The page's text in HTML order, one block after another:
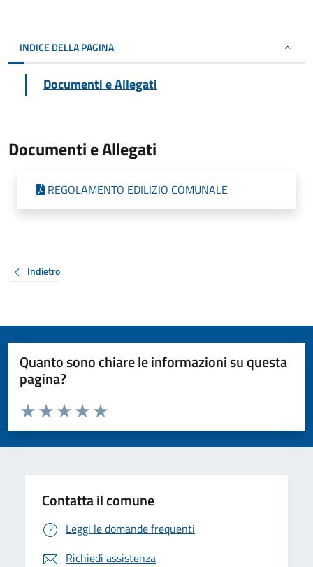
INDICE DELLA PAGINA
Documenti e Allegati
Documenti e Allegati
REGOLAMENTO EDILIZIO COMUNALE
Indietro
Quanto sono chiare le informazioni su questa
pagina?
Valuta da 1 a 5 stelle la pagina
Valuta 5 stelle su 5
Valuta 4 stelle su 5
Valuta 3 stelle su 5
Valuta 2 stelle su 5
Valuta 1 stelle su 5
Contatta il comune
Leggi le domande frequenti
Richiedi assistenza